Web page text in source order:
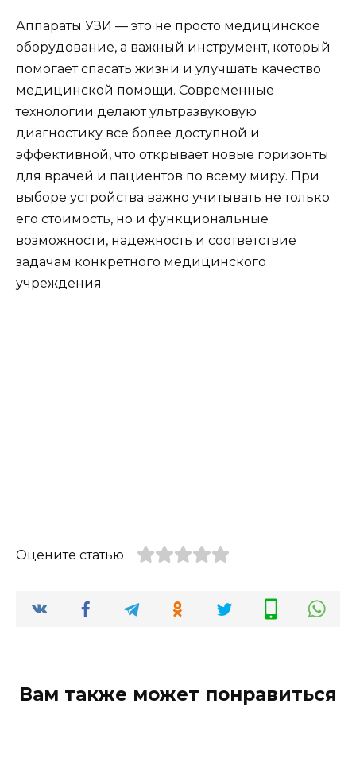
Аппараты УЗИ — это не просто медицинское
оборудование, а важный инструмент, который
помогает спасать жизни и улучшать качество
медицинской помощи. Современные
технологии делают ультразвуковую
диагностику все более доступной и
эффективной, что открывает новые горизонты
для врачей и пациентов по всему миру. При
выборе устройства важно учитывать не только
его стоимость, но и функциональные
возможности, надежность и соответствие
задачам конкретного медицинского
учреждения.
Оцените статью
Вам также может понравиться